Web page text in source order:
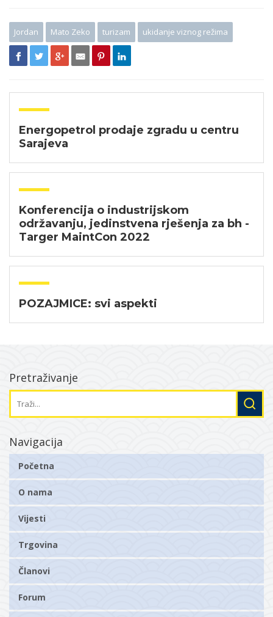
Jordan Mato Zeko turizam ukidanje viznog režima
Energopetrol prodaje zgradu u centru
Sarajeva
Konferencija o industrijskom
održavanju, jedinstvena rješenja za bh -
Targer MaintCon 2022
POZAJMICE: svi aspekti
Pretraživanje
Navigacija
Početna
O nama
Vijesti
Trgovina
Članovi
Forum